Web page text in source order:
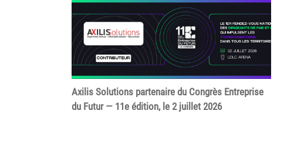
Axilis Solutions partenaire du Congrès Entreprise
du Futur — 11e édition, le 2 juillet 2026